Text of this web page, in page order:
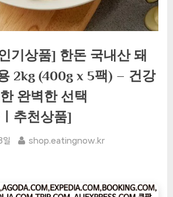
기상품] 한돈 국내산 돼
2kg (400g x 5팩) – 건강
완벽한 선택
추천상품]
By
shop.eatingnow.kr